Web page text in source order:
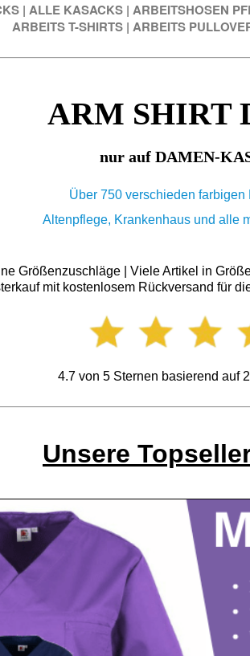
| ALLE KASACKS | ARBEITSHOSEN
ARBEITS T-SHIRTS | ARBEITS
ARM SHIRT
nur auf DAMEN-
Über 750 verschieden farbigen
Altenpflege, Krankenhaus und alle
Größenzuschläge | Viele Artikel in
mit kostenlosem Rückversand für
4.7von 5Sternen basierend auf
Unsere